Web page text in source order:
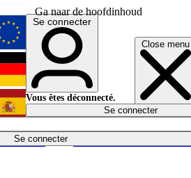
Ga naar de hoofdinhoud
Close menu
Se connecter
Économie
English
Deutsch
Español
Se connecter
Vous êtes déconnecté.
Se connecter